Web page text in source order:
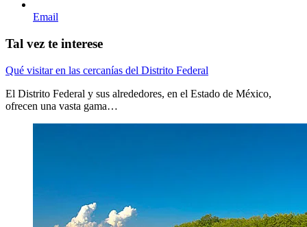
Email
Tal vez te interese
Qué visitar en las cercanías del Distrito Federal
El Distrito Federal y sus alrededores, en el Estado de México,
ofrecen una vasta gama…